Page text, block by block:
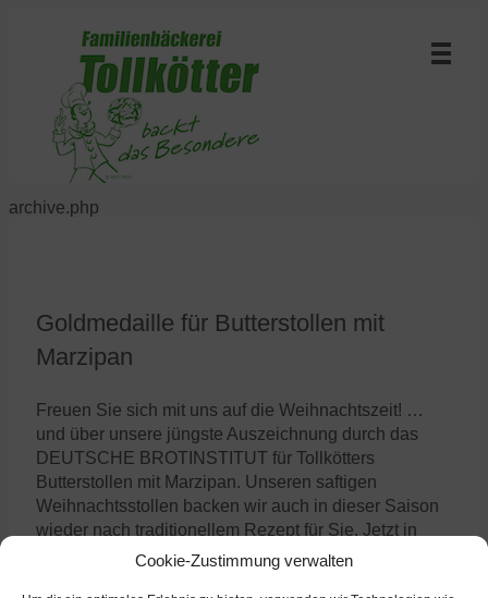
Cookie-Zustimmung verwalten
archive.php
Goldmedaille für Butterstollen mit
Marzipan
Freuen Sie sich mit uns auf die Weihnachtszeit! …
und über unsere jüngste Auszeichnung durch das
DEUTSCHE BROTINSTITUT für Tollkötters
Butterstollen mit Marzipan. Unseren saftigen
Weihnachtsstollen backen wir auch in dieser Saison
wieder nach traditionellem Rezept für Sie. Jetzt in
unseren Filialen und auf Münsters Wochenmärkten!